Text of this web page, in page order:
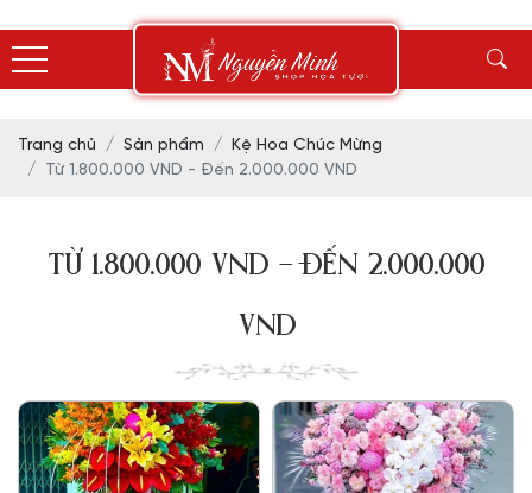
Trang chủ Sản phẩm
Kệ Hoa Chúc Mừng
Từ 1.800.000 VND - Đến 2.000.000 VND
TỪ 1.800.000 VND - ĐẾN 2.000.000
VND